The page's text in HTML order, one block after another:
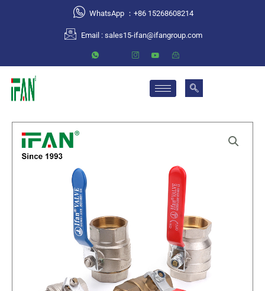
WhatsApp ：+86 15268608214
Email : sales15-ifan@ifangroup.com